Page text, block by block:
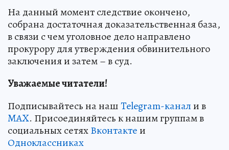
На данный момент следствие окончено,
собрана достаточная доказательственная база,
в связи с чем уголовное дело направлено
прокурору для утверждения обвинительного
заключения и затем – в суд.
Уважаемые читатели!
Подписывайтесь на нашTelegram-канали в
MAX. Присоединяйтесь к нашим группам в
социальных сетяхВконтактеи
Одноклассниках